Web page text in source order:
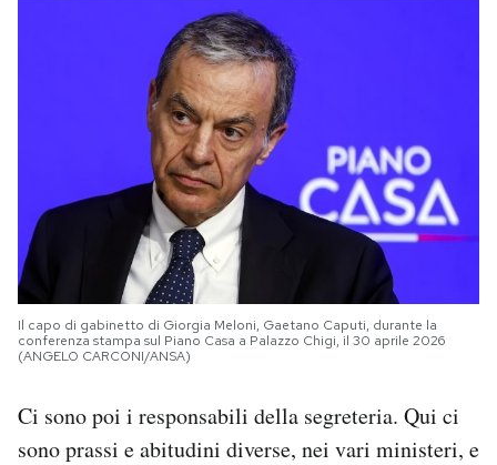
Il capo di gabinetto di Giorgia Meloni, Gaetano Caputi, durante la
conferenza stampa sul Piano Casa a Palazzo Chigi, il 30 aprile 2026
(ANGELO CARCONI/ANSA)
Ci sono poi i responsabili della segreteria. Qui ci
sono prassi e abitudini diverse, nei vari ministeri, e